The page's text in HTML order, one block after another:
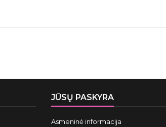
JŪSŲ PASKYRA
Asmeninė informacija